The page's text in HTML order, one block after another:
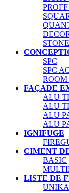
SPC
SPC
ROOM
FAÇADE
ALU
ALU
ALU
ALU
IGNIFUGE
CIMENT
BASIC
LISTE DE
UNIKA